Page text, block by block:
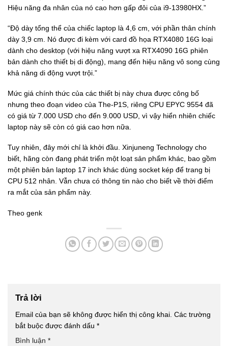
Hiệu năng đa nhân của nó cao hơn gấp đôi của i9-13980HX.”
“Độ dày tổng thể của chiếc laptop là 4,6 cm, với phần thân chính
dày 3,9 cm. Nó được đi kèm với card đồ họa RTX4080 16G loại
dành cho desktop (với hiệu năng vượt xa RTX4090 16G phiên
bản dành cho thiết bị di động), mang đến hiệu năng vô song cùng
khả năng di động vượt trội.”
Mức giá chính thức của các thiết bị này chưa được công bố
nhưng theo đoạn video của The-P1S, riêng CPU EPYC 9554 đã
có giá từ 7.000 USD cho đến 9.000 USD, vì vậy hiển nhiên chiếc
laptop này sẽ còn có giá cao hơn nữa.
Tuy nhiên, đây mới chỉ là khởi đầu. Xinjuneng Technology cho
biết, hãng còn đang phát triển một loạt sản phẩm khác, bao gồm
một phiên bản laptop 17 inch khác dùng socket kép để trang bị
CPU 512 nhân. Vẫn chưa có thông tin nào cho biết về thời điểm
ra mắt của sản phẩm này.
Theo genk
Trả lời
Email của bạn sẽ không được hiển thị công khai. Các trường
bắt buộc được đánh dấu *
Bình luận *